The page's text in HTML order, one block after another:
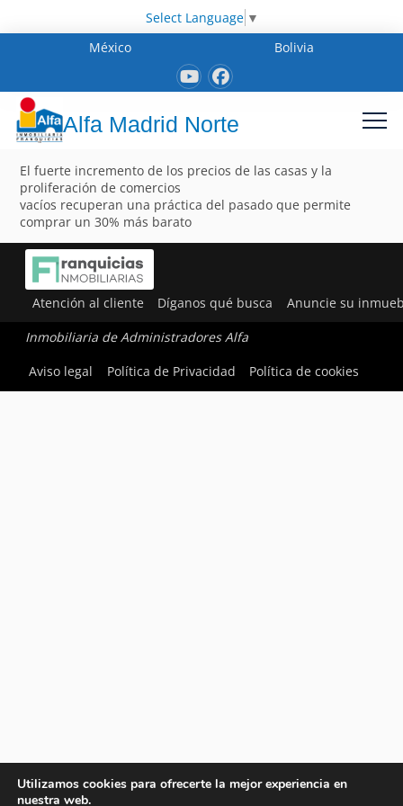
Select Language ▼
México
Bolivia
Alfa Madrid Norte
El fuerte incremento de los precios de las casas y la
proliferación de comercios
vacíos recuperan una práctica del pasado que permite
comprar un 30% más barato
Atención al cliente Díganos qué busca Anuncie su
Inmobiliaria de Administradores Alfa
Aviso legal
Política de Privacidad Política de cookies
Utilizamos cookies para ofrecerte la mejor experiencia en
nuestra web.